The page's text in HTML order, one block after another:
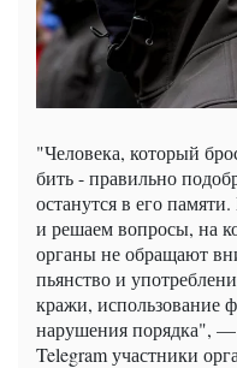
"Человека, который
бить - правильно
останутся в его
и решаем вопросы, на
органы не обращают
пьянство и
кражи, использование
нарушения порядка",
Telegram участники